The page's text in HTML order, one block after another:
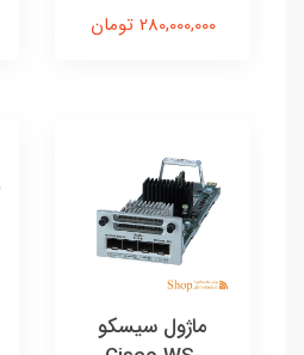
280,000,000 تومان
ماژول سیسکو